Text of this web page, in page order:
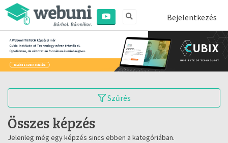
Bejelentkezés
Szűrés
Összes képzés
Jelenleg még egy képzés sincs ebben a kategóriában.